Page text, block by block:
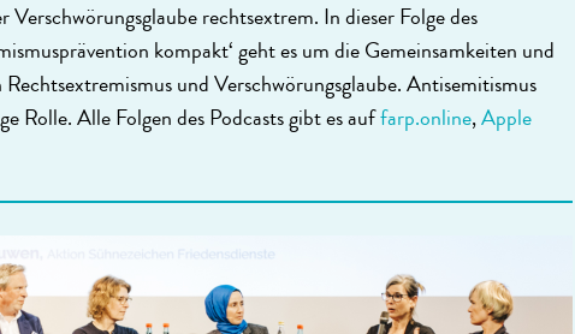
rechtsextrem. In dieser Folge des
kompakt‘ geht es um die Gemeinsamkeiten und
und Verschwörungsglaube. Antisemitismus
Rolle. Alle Folgen des Podcasts gibt es auffarp.online,Apple